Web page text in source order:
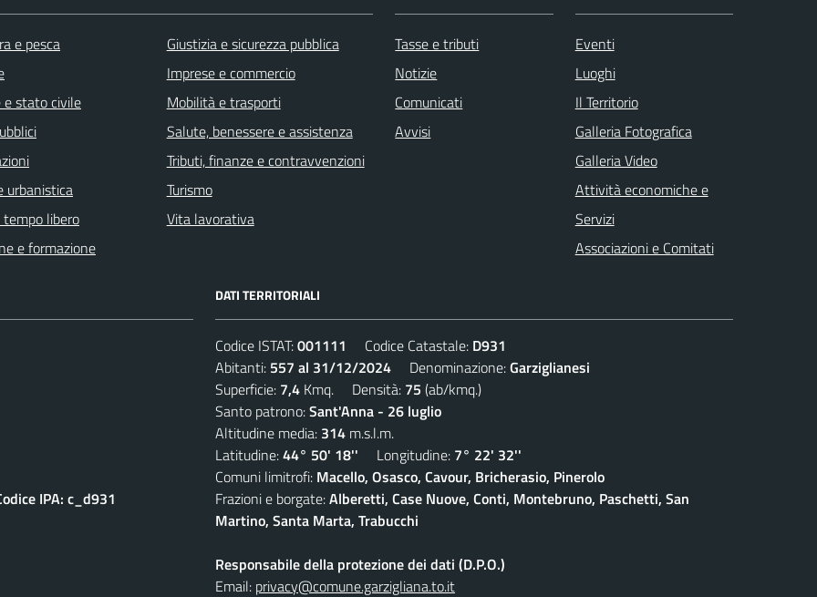
e pesca
e stato civile
urbanistica
libero
e formazione
Giustizia e sicurezza pubblica
Imprese e commercio
Mobilità e trasporti
Salute, benessere e assistenza
Tributi, finanze e contravvenzioni
Turismo
Vita lavorativa
Tasse e tributi
Notizie
Comunicati
Avvisi
Eventi
Luoghi
Il Territorio
Galleria Fotografica
Galleria Video
Attività economiche e
Servizi
Associazioni e Comitati
IPA: c_d931
DATI TERRITORIALI
Codice ISTAT:001111 Codice Catastale: D931
Abitanti: 557 al 31/12/2024 Denominazione:Garziglianesi
Superficie: 7,4 Kmq. Densità: 75 (ab/kmq.)
Santo patrono:Sant'Anna - 26 luglio
Altitudine media: 314 m.s.l.m.
Latitudine:44° 50' 18'' Longitudine: 7° 22' 32''
Comuni limitrofi: Macello, Osasco, Cavour, Bricherasio, Pinerolo
Frazioni e borgate:Alberetti, Case Nuove, Conti, Montebruno, Paschetti, San
Martino, Santa Marta, Trabucchi
Responsabile della protezione dei dati (D.P.O.)
Email: privacy@comune.garzigliana.to.it